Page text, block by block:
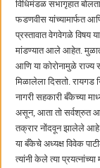
विधिमंडळ सभागृहात
फडणवीस यांच्यामार्फत
प्रस्तावात वेगवेगळे विषय
मांडण्यात आले आहेत. मुळात
आणि या कोरोनामुळे राज्य
मिळालेला दिसतो. रायगड
नागरी सहकारी बँकेच्या
असून, आता तो सर्वश्रुत
तक्रार नोंदवून झालेले आहे.
या बँकेचे अध्यक्ष विवेक
त्यांनी केले त्या